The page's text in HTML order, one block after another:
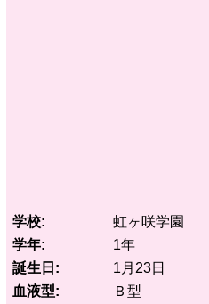
学校
虹ヶ咲学園
学年
1年
誕生日
1月23日
血液型
Ｂ型